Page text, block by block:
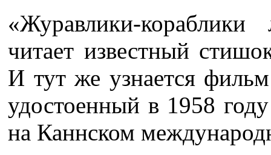
«Журавлики-
читает известный
И тут же узнается
удостоенный в 1958
на Каннском